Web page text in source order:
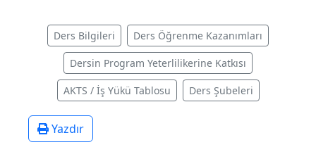
Ders Bilgileri Ders Öğrenme Kazanımları
Dersin Program Yeterlilikerine Katkısı
AKTS / İş Yükü Tablosu Ders Şubeleri
Yazdır